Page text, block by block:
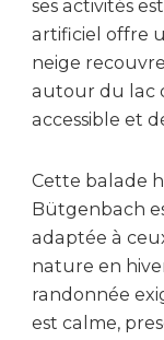
ses activités
artificiel offre
neige
autour du lac
accessible et
Cette balade
Bütgenbach
adaptée à
nature en
randonnée
est calme,